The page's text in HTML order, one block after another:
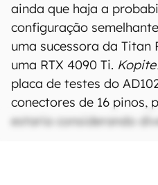
ainda que haja a
configuração
uma sucessora da Titan
uma RTX 4090 Ti.
placa de testes do
conectores de 16 pinos,
estaria considerando